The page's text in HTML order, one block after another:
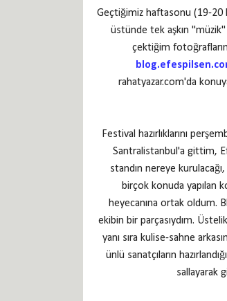
Geçtiğimiz haftasonu (19-20
üstünde tek aşkın
çektiğim
rahatyazar.com'da
Festival hazırlıklarını
Santralistanbul'a gittim,
standın nereye
birçok konuda yapılan
heyecanına ortak oldum.
ekibin bir parçasıydım.
yanı sıra kulise-sahne
ünlü sanatçıların
sallayarak